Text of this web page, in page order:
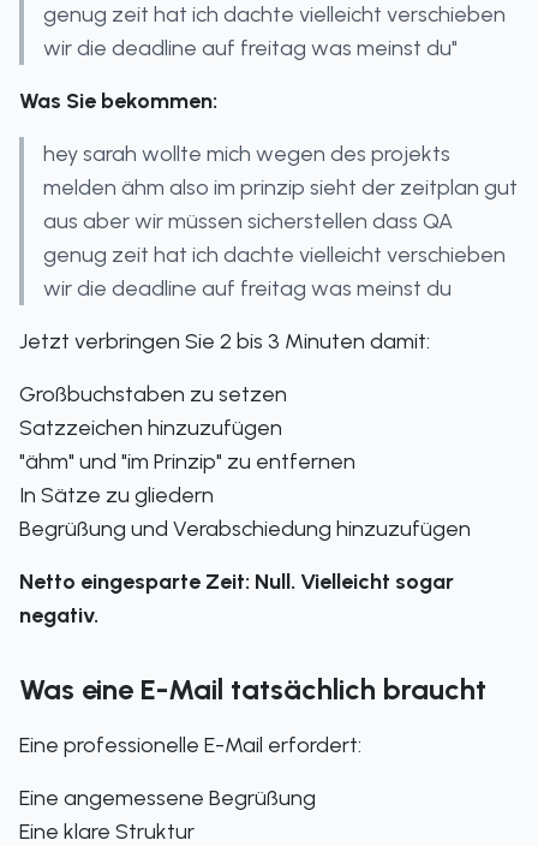
genug zeit hat ich dachte vielleicht verschieben
wir die deadline auf freitag was meinst du"
Was Sie bekommen:
hey sarah wollte mich wegen des projekts
melden ähm also im prinzip sieht der zeitplan gut
aus aber wir müssen sicherstellen dass QA
genug zeit hat ich dachte vielleicht verschieben
wir die deadline auf freitag was meinst du
Jetzt verbringen Sie 2 bis 3 Minuten damit:
Großbuchstaben zu setzen
Satzzeichen hinzuzufügen
"ähm" und "im Prinzip" zu entfernen
In Sätze zu gliedern
Begrüßung und Verabschiedung hinzuzufügen
Netto eingesparte Zeit: Null. Vielleicht sogar
negativ.
Was eine E-Mail tatsächlich braucht
Eine professionelle E-Mail erfordert:
Eine angemessene Begrüßung
Eine klare Struktur